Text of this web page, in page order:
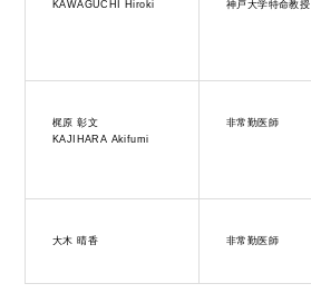
KAWAGUCHI Hiroki
神戸大学特命教授
梶原 彰文
KAJIHARA Akifumi
非常勤医師
大木 晴香 非常勤医師